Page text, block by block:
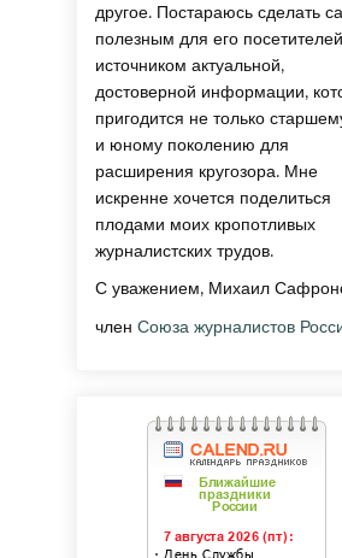
другое. Постараюсь сделать
полезным для его
источником актуальной,
достоверной информации,
пригодится не только
и юному поколению для
расширения кругозора. Мне
искренне хочется поделиться
плодами моих кропотливых
журналистских трудов.
С уважением, Михаил
членСоюза журналистов